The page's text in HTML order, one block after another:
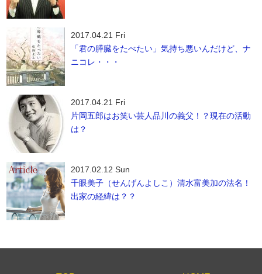
2017.04.21 Fri
「君の膵臓をたべたい」気持ち悪いんだけど、ナ
ニコレ・・・
2017.04.21 Fri
片岡五郎はお笑い芸人品川の義父！？現在の活動
は？
2017.02.12 Sun
千眼美子（せんげんよしこ）清水富美加の法名！
出家の経緯は？？